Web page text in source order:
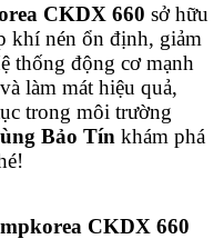
CKDX 660 sở hữu
khí nén ổn định, giảm
thống động cơ mạnh
làm mát hiệu quả,
trong môi trường
Bảo Tín khám phá
CKDX 660